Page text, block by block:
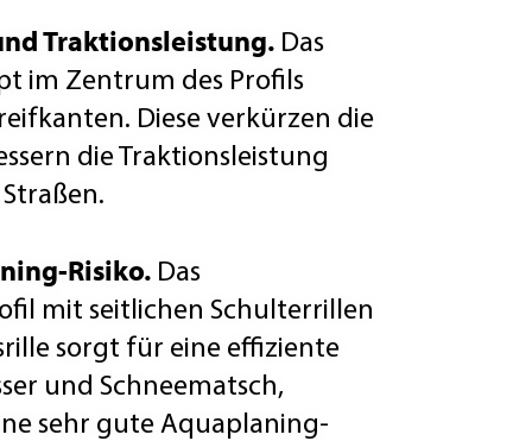
Traktionsleistung. Das
im Zentrum des Profils
Diese verkürzen die
die Traktionsleistung
Risiko. Das
mit seitlichen Schulterrillen
sorgt für eine effiziente
und Schneematsch,
sehr gute Aquaplaning-